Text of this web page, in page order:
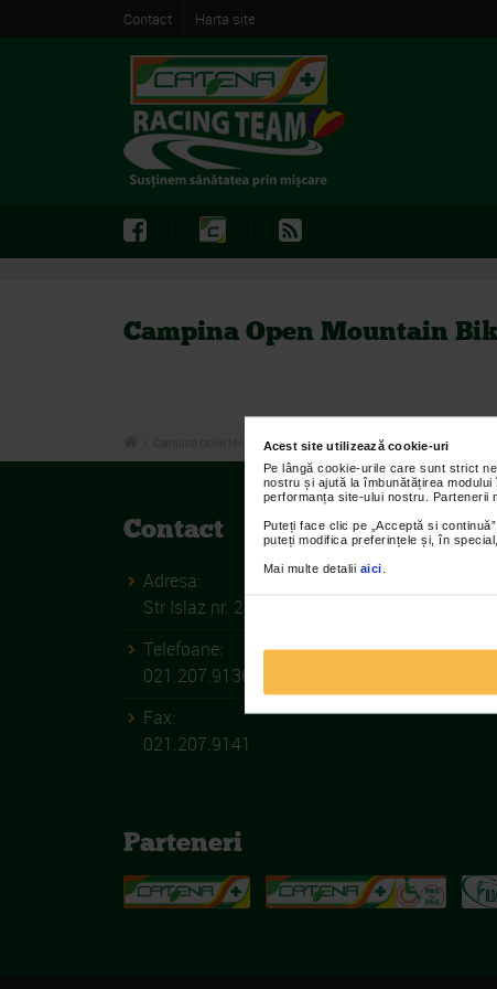
Acest site utilizează cookie-uri
Pe lângă cookie-urile care sunt strict
nostru și ajută la îmbunătățirea
performanța site-ului nostru. Partenerii
Puteți face clic pe „Acceptă si
puteți modifica preferințele și, în
Mai multe detalii aici
Contact Harta site
Campina Open Mountain
Campina Open Mountain Bike – Race for Autism
Contact
Adresa:
Str Islaz nr. 2 Sector 1 Bucuresti
Telefoane:
021.207.9136 / 021.207.9137
Fax:
021.207.9141
Parteneri